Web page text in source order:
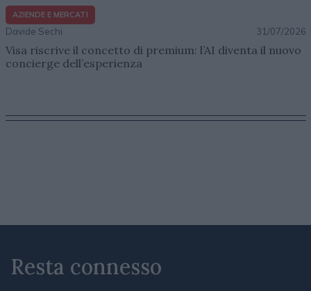
AZIENDE E MERCATI
Davide Sechi 31/07/2026
Visa riscrive il concetto di premium: l’AI diventa il nuovo
concierge dell’esperienza
Resta connesso